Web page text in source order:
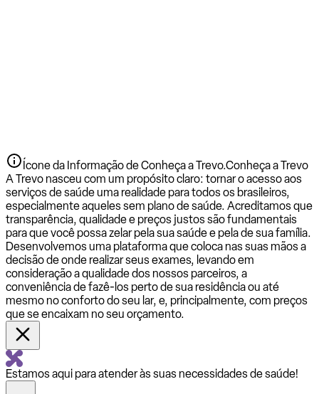
Ícone da Informação de Conheça a Trevo.Conheça a Trevo
A Trevo nasceu com um propósito claro: tornar o acesso aos
serviços de saúde uma realidade para todos os brasileiros,
especialmente aqueles sem plano de saúde. Acreditamos que
transparência, qualidade e preços justos são fundamentais
para que você possa zelar pela sua saúde e pela de sua família.
Desenvolvemos uma plataforma que coloca nas suas mãos a
decisão de onde realizar seus exames, levando em
consideração a qualidade dos nossos parceiros, a
conveniência de fazê-los perto de sua residência ou até
mesmo no conforto do seu lar, e, principalmente, com preços
que se encaixam no seu orçamento.
Estamos aqui para atender às suas necessidades de saúde!